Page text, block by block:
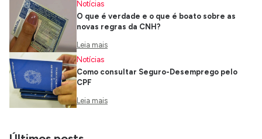
Notícias
O que é verdade e o que é boato sobre as
novas regras da CNH?
Leia mais
Notícias
Como consultar Seguro-Desemprego pelo
CPF
Leia mais